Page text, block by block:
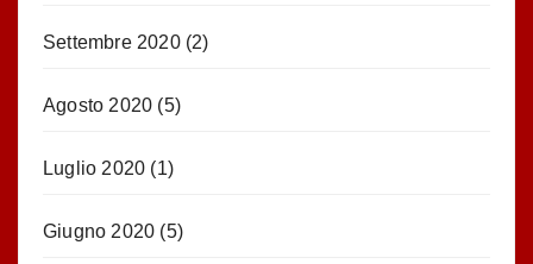
Settembre 2020(2)
Agosto 2020 (5)
Luglio 2020 (1)
Giugno 2020 (5)